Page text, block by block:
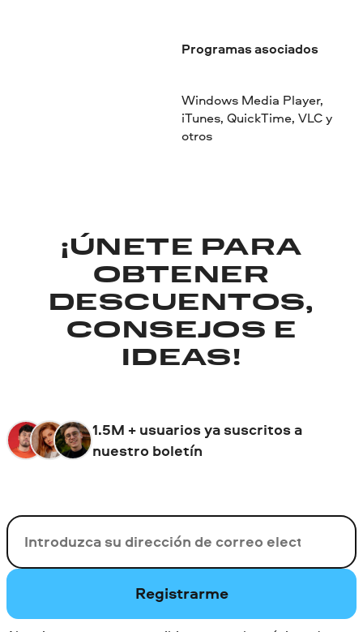
Programas asociados
Windows Media Player,
iTunes, QuickTime, VLC y
otros
¡ÚNETE PARA
OBTENER
DESCUENTOS,
CONSEJOS E
IDEAS!
1.5M + usuarios ya suscritos a
nuestro boletín
Su correo electrónico
Registrarme